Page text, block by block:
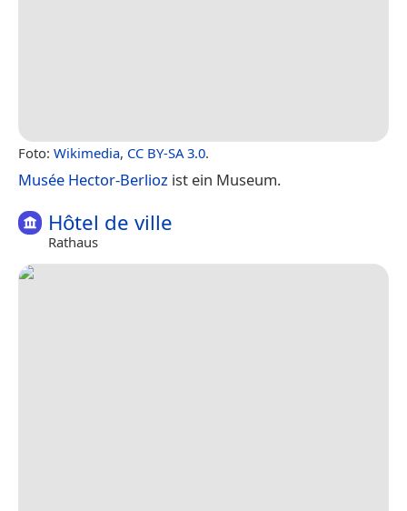
Foto: Wikimedia, CC BY-SA 3.0.
Musée Hector-Berlioz ist ein Museum.
Hôtel de ville
Rathaus